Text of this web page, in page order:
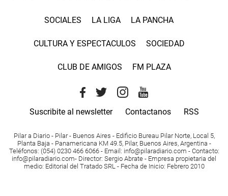
SOCIALES LA LIGA LA PANCHA
CULTURA Y ESPECTACULOS SOCIEDAD
CLUB DE AMIGOS FM PLAZA
Suscribite al newsletter Contactanos RSS
Pilar a Diario - Pilar - Buenos Aires - Edificio Bureau Pilar Norte, Local 5,
Planta Baja - Panamericana KM 49.5, Pilar, Buenos Aires, Argentina -
Teléfonos: (054) 0230 466 6066 - Email : info@pilaradiario.com - Contacto:
info@pilaradiario.com- Director: Sergio Abrate - Empresa propietaria del
medio: Editorial del Tratado SRL - Fecha de Inicio: Febrero 2010